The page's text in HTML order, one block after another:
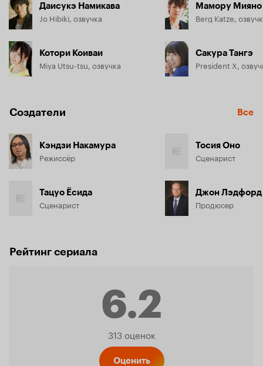
Даисукэ Намикава
Jo Hibiki, озвучка
Котори Коиваи
Miya Utsu-tsu, озвучка
Мамору Мияно
Berg Katze,
Сакура Тангэ
President X,
Создатели Все
Кэндзи Накамура
Режиссёр
Тацуо Ёсида
Сценарист
Тосия Оно
Сценарист
Джон Лэдфорд
Продюсер
Рейтинг сериала
6.2
Рейтинг
313 оценок
Оценить